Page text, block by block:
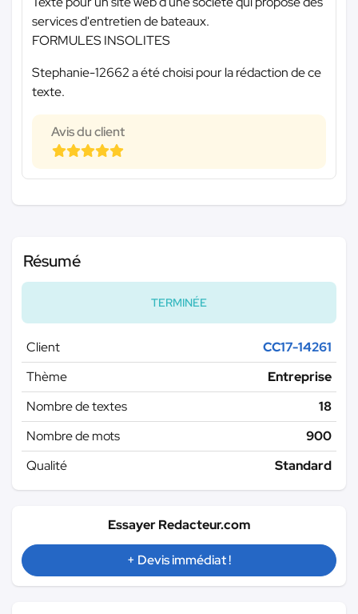
services d'entretien de bateaux.
FORMULES INSOLITES
Stephanie-12662 a été choisi pour la rédaction de ce
texte.
Avis du client
Résumé
TERMINÉE
Client
CC17-14261
Thème
Entreprise
Nombre de textes
18
Nombre de mots
900
Qualité
Standard
Essayer Redacteur.com
+ Devis immédiat !